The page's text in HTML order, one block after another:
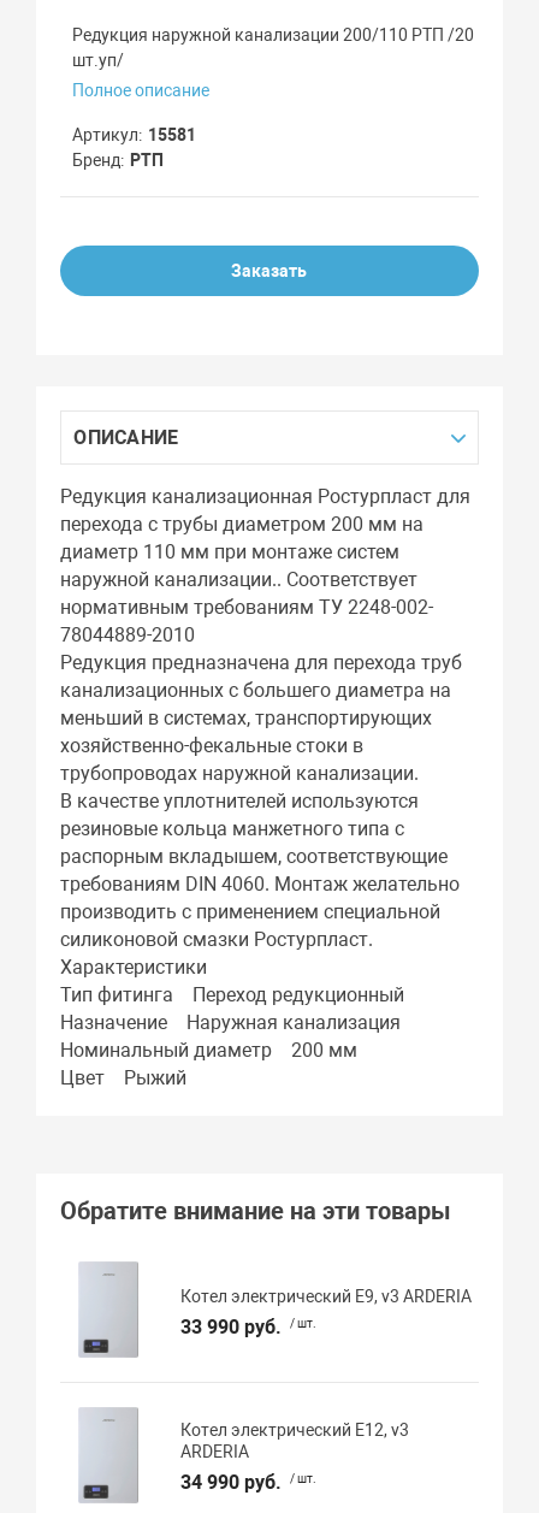
Редукция наружной канализации 200/110 РТП /20
шт.уп/
Полное описание
Артикул
15581
Бренд
РТП
Заказать
ОПИСАНИЕ
Редукция канализационная Ростурпласт для
перехода с трубы диаметром 200 мм на
диаметр 110 мм при монтаже систем
наружной канализации.. Соответствует
нормативным требованиям ТУ 2248-002-
78044889-2010
Редукция предназначена для перехода труб
канализационных с большего диаметра на
меньший в системах, транспортирующих
хозяйственно-фекальные стоки в
трубопроводах наружной канализации.
В качестве уплотнителей используются
резиновые кольца манжетного типа с
распорным вкладышем, соответствующие
требованиям DIN 4060. Монтаж желательно
производить с применением специальной
силиконовой смазки Ростурпласт.
Характеристики
Тип фитинга Переход редукционный
Назначение Наружная канализация
Номинальный диаметр 200 мм
Цвет Рыжий
Обратите внимание на эти товары
Котел электрический E9, v3 ARDERIA
33 990 руб. / шт.
Котел электрический E12, v3
ARDERIA
34 990 руб. / шт.